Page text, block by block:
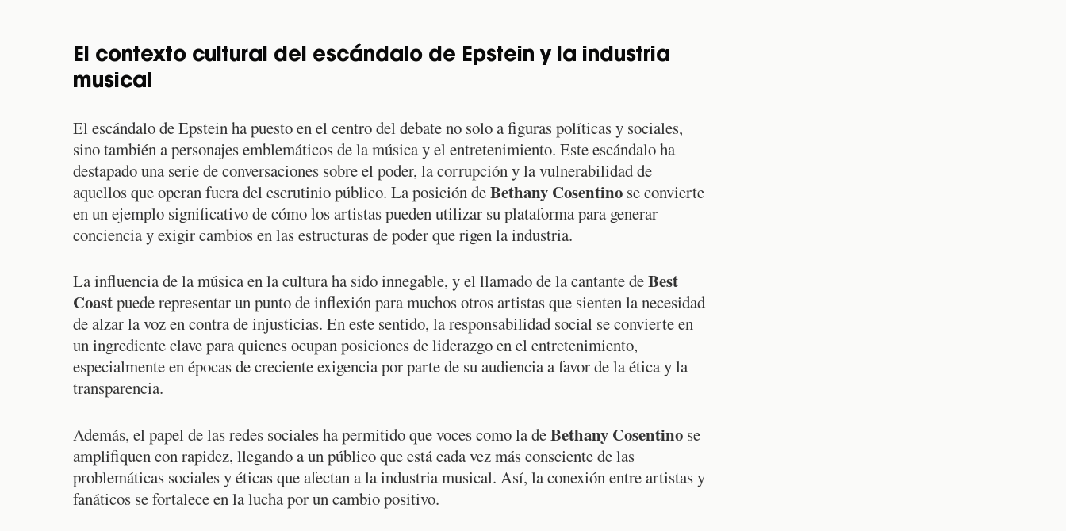
El contexto cultural del escándalo de Epstein y la industria
musical
El escándalo de Epstein ha puesto en el centro del debate no solo a figuras políticas y sociales,
sino también a personajes emblemáticos de la música y el entretenimiento. Este escándalo ha
destapado una serie de conversaciones sobre el poder, la corrupción y la vulnerabilidad de
aquellos que operan fuera del escrutinio público. La posición deBethany Cosentino se convierte
en un ejemplo significativo de cómo los artistas pueden utilizar su plataforma para generar
conciencia y exigir cambios en las estructuras de poder que rigen la industria.
La influencia de la música en la cultura ha sido innegable, y el llamado de la cantante deBest
Coastpuede representar un punto de inflexión para muchos otros artistas que sienten la necesidad
de alzar la voz en contra de injusticias. En este sentido, la responsabilidad social se convierte en
un ingrediente clave para quienes ocupan posiciones de liderazgo en el entretenimiento,
especialmente en épocas de creciente exigencia por parte de su audiencia a favor de la ética y la
transparencia.
Además, el papel de las redes sociales ha permitido que voces como la deBethany Cosentino se
amplifiquen con rapidez, llegando a un público que está cada vez más consciente de las
problemáticas sociales y éticas que afectan a la industria musical. Así, la conexión entre artistas y
fanáticos se fortalece en la lucha por un cambio positivo.